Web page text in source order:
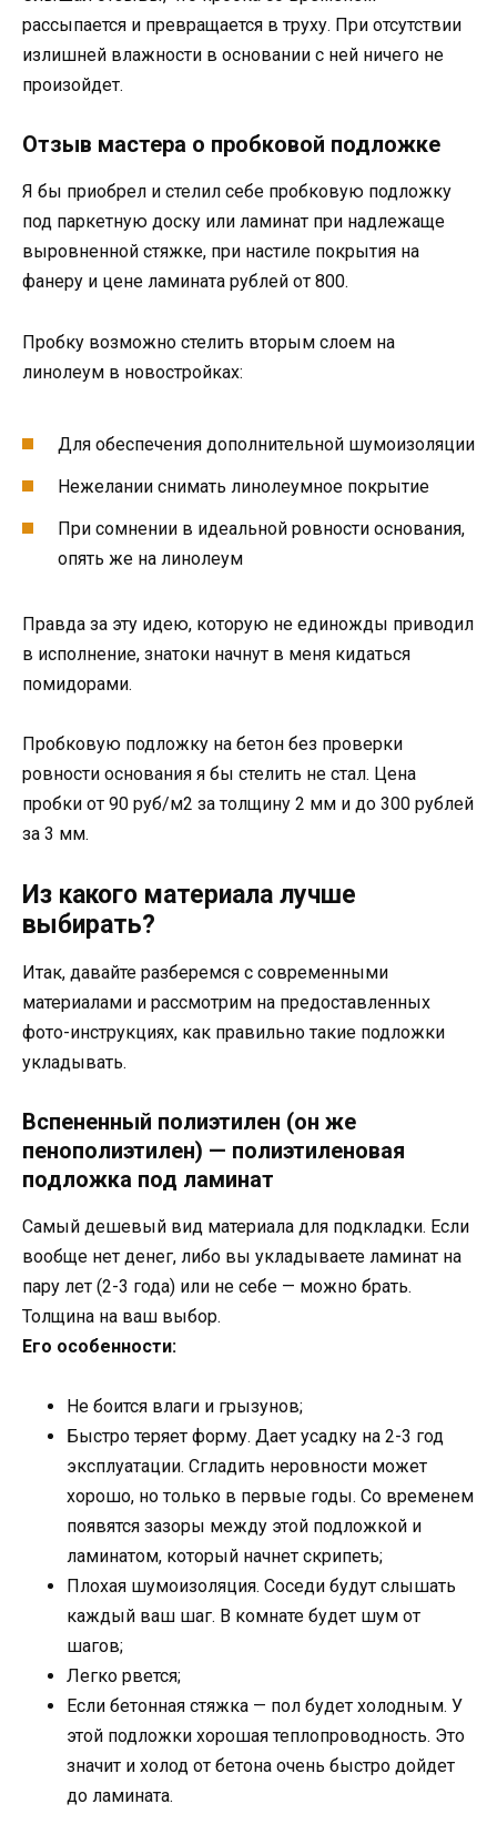
рассыпается и превращается в труху. При отсутствии
излишней влажности в основании с ней ничего не
произойдет.
Отзыв мастера о пробковой подложке
Я бы приобрел и стелил себе пробковую подложку
под паркетную доску или ламинат при надлежаще
выровненной стяжке, при настиле покрытия на
фанеру и цене ламината рублей от 800.
Пробку возможно стелить вторым слоем на
линолеум в новостройках:
Для обеспечения дополнительной шумоизоляции
Нежелании снимать линолеумное покрытие
При сомнении в идеальной ровности основания,
опять же на линолеум
Правда за эту идею, которую не единожды приводил
в исполнение, знатоки начнут в меня кидаться
помидорами.
Пробковую подложку на бетон без проверки
ровности основания я бы стелить не стал. Цена
пробки от 90 руб/м2 за толщину 2 мм и до 300 рублей
за 3 мм.
Из какого материала лучше
выбирать?
Итак, давайте разберемся с современными
материалами и рассмотрим на предоставленных
фото-инструкциях, как правильно такие подложки
укладывать.
Вспененный полиэтилен (он же
пенополиэтилен) — полиэтиленовая
подложка под ламинат
Самый дешевый вид материала для подкладки. Если
вообще нет денег, либо вы укладываете ламинат на
пару лет (2-3 года) или не себе — можно брать.
Толщина на ваш выбор.
Его особенности:
Не боится влаги и грызунов;
Быстро теряет форму. Дает усадку на 2-3 год
эксплуатации. Сгладить неровности может
хорошо, но только в первые годы. Со временем
появятся зазоры между этой подложкой и
ламинатом, который начнет скрипеть;
Плохая шумоизоляция. Соседи будут слышать
каждый ваш шаг. В комнате будет шум от
шагов;
Легко рвется;
Если бетонная стяжка — пол будет холодным. У
этой подложки хорошая теплопроводность. Это
значит и холод от бетона очень быстро дойдет
до ламината.